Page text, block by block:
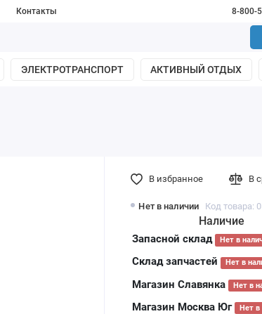
Контакты 8-800-
ЭЛЕКТРОТРАНСПОРТ АКТИВНЫЙ ОТДЫХ
Нет в наличии Код товара:
Наличие
Запасной склад Нет в
Склад запчастей Нет в
Магазин Славянка Нет в
Магазин Москва Юг Нет в
В избранное В